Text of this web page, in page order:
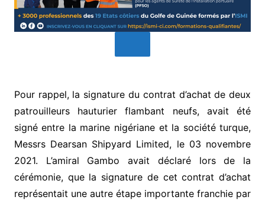
Pour rappel, la signature du contrat d’achat de deux
patrouilleurs hauturier flambant neufs, avait été
signé entre la marine nigériane et la société turque,
Messrs Dearsan Shipyard Limited, le 03 novembre
2021. L’amiral Gambo avait déclaré lors de la
cérémonie, que la signature de cet contrat d’achat
représentait une autre étape importante franchie par